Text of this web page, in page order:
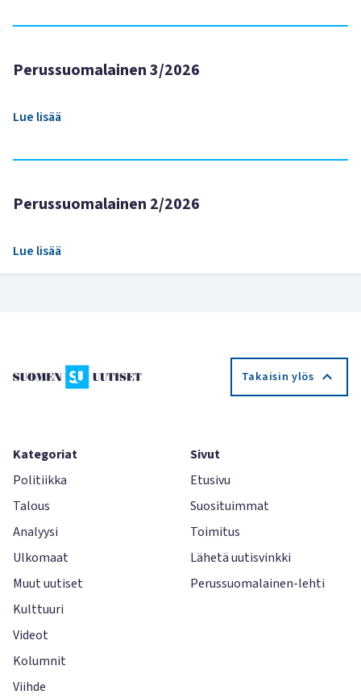
Perussuomalainen 3/2026
Lue lisää
Perussuomalainen 2/2026
Lue lisää
Takaisin ylös
Kategoriat
Politiikka
Talous
Analyysi
Ulkomaat
Muut uutiset
Kulttuuri
Videot
Kolumnit
Viihde
Sivut
Etusivu
Suosituimmat
Toimitus
Lähetä uutisvinkki
Perussuomalainen-lehti